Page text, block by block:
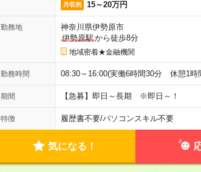
月収例 15～20万円
勤務地
神奈川県伊勢原市
伊勢原駅から徒歩8分
地域密着★金融機関
勤務時間 08:30～16:00(実働6時間30分 休憩1
期間 【急募】即日～長期 ※即日～！
特徴 履歴書不要/パソコンスキル不要
気になる！